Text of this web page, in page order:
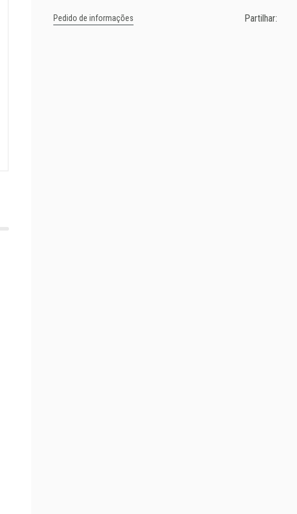
Pedido de informações Partilhar: